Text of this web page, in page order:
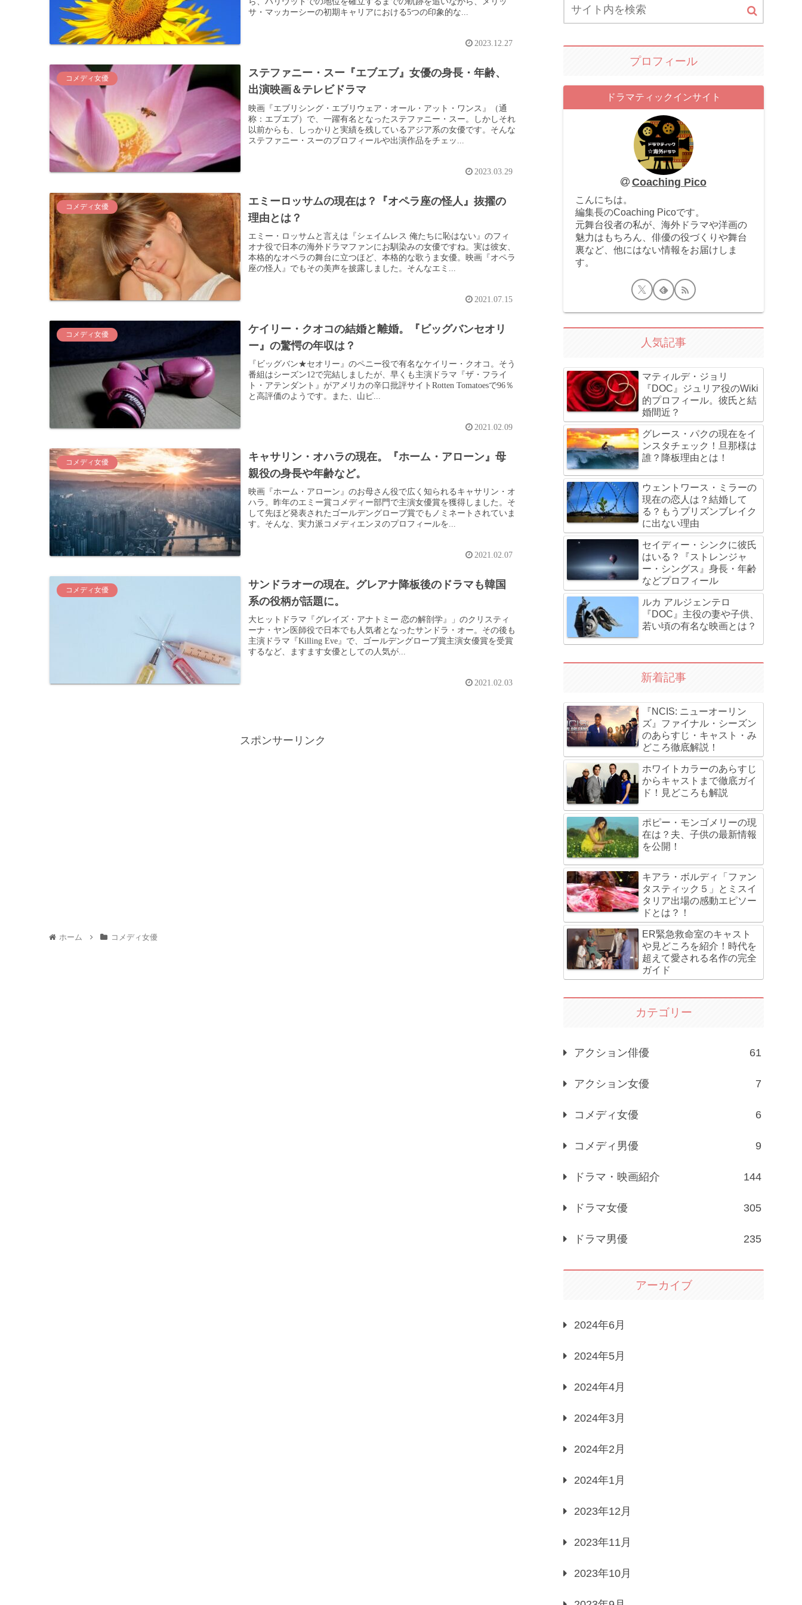
サ・マッカーシーの初期キャリアにおける5つの印象的な...
2023.12.27
コメディ女優
ステファニー・スー『エブエブ』女優の身長・年齢、
出演映画＆テレビドラマ
映画『エブリシング・エブリウェア・オール・アット・ワンス』（通
称：エブエブ）で、一躍有名となったステファニー・スー。しかしそれ
以前からも、しっかりと実績を残しているアジア系の女優です。そんな
ステファニー・スーのプロフィールや出演作品をチェッ...
2023.03.29
コメディ女優
エミーロッサムの現在は？『オペラ座の怪人』抜擢の
理由とは？
エミー・ロッサムと言えは『シェイムレス 俺たちに恥はない』のフィ
オナ役で日本の海外ドラマファンにお馴染みの女優ですね。実は彼女、
本格的なオペラの舞台に立つほど、本格的な歌うま女優。映画『オペラ
座の怪人』でもその美声を披露しました。そんなエミ...
2021.07.15
コメディ女優
ケイリー・クオコの結婚と離婚。『ビッグバンセオリ
ー』の驚愕の年収は？
『ビッグバン★セオリー』のペニー役で有名なケイリー・クオコ。そう
番組はシーズン12で完結しましたが、早くも主演ドラマ『ザ・フライ
ト・アテンダント』がアメリカの辛口批評サイトRotten Tomatoesで96％
と高評価のようです。また、山ピ...
2021.02.09
コメディ女優
キャサリン・オハラの現在。『ホーム・アローン』母
親役の身長や年齢など。
映画『ホーム・アローン』のお母さん役で広く知られるキャサリン・オ
ハラ。昨年のエミー賞コメディー部門で主演女優賞を獲得しました。そ
して先ほど発表されたゴールデングローブ賞でもノミネートされていま
す。そんな、実力派コメディエンヌのプロフィールを...
2021.02.07
コメディ女優
サンドラオーの現在。グレアナ降板後のドラマも韓国
系の役柄が話題に。
大ヒットドラマ『グレイズ・アナトミー 恋の解剖学』」のクリスティ
ーナ・ヤン医師役で日本でも人気者となったサンドラ・オー。その後も
主演ドラマ『Killing Eve』で、ゴールデングローブ賞主演女優賞を受賞
するなど、ますます女優としての人気が...
2021.02.03
スポンサーリンク
ホーム コメディ女優
プロフィール
ドラマティックインサイト
Coaching Pico
こんにちは。
編集長のCoaching Picoです。
元舞台役者の私が、海外ドラマや洋画の
魅力はもちろん、俳優の役づくりや舞台
裏など、他にはない情報をお届けしま
す。
人気記事
マティルデ・ジョリ
『DOC』ジュリア役のWiki
的プロフィール。彼氏と結
婚間近？
グレース・パクの現在をイ
ンスタチェック！旦那様は
誰？降板理由とは！
ウェントワース・ミラーの
現在の恋人は？結婚して
る？もうプリズンブレイク
に出ない理由
セイディー・シンクに彼氏
はいる？『ストレンジャ
ー・シングス』身長・年齢
などプロフィール
ルカ アルジェンテロ
『DOC』主役の妻や子供、
若い頃の有名な映画とは？
新着記事
『NCIS: ニューオーリン
ズ』ファイナル・シーズン
のあらすじ・キャスト・み
どころ徹底解説！
ホワイトカラーのあらすじ
からキャストまで徹底ガイ
ド！見どころも解説
ポピー・モンゴメリーの現
在は？夫、子供の最新情報
を公開！
キアラ・ボルディ「ファン
タスティック５」とミスイ
タリア出場の感動エピソー
ドとは？！
ER緊急救命室のキャスト
や見どころを紹介！時代を
超えて愛される名作の完全
ガイド
カテゴリー
アクション俳優 61
アクション女優 7
コメディ女優 6
コメディ男優 9
ドラマ・映画紹介 144
ドラマ女優 305
ドラマ男優 235
アーカイブ
2024年6月
2024年5月
2024年4月
2024年3月
2024年2月
2024年1月
2023年12月
2023年11月
2023年10月